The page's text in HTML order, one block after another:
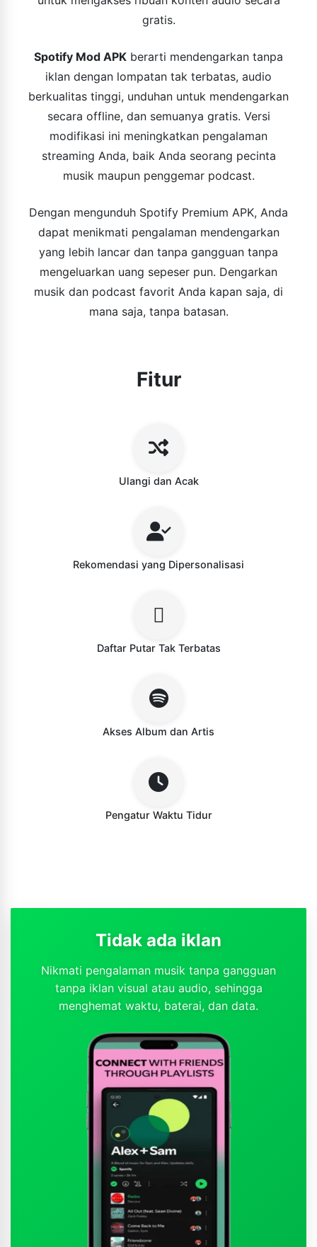
gratis.
Spotify Mod APK berarti mendengarkan tanpa
iklan dengan lompatan tak terbatas, audio
berkualitas tinggi, unduhan untuk mendengarkan
secara offline, dan semuanya gratis. Versi
modifikasi ini meningkatkan pengalaman
streaming Anda, baik Anda seorang pecinta
musik maupun penggemar podcast.
Dengan mengunduh Spotify Premium APK, Anda
dapat menikmati pengalaman mendengarkan
yang lebih lancar dan tanpa gangguan tanpa
mengeluarkan uang sepeser pun. Dengarkan
musik dan podcast favorit Anda kapan saja, di
mana saja, tanpa batasan.
Fitur
Ulangi dan Acak
Rekomendasi yang Dipersonalisasi
Daftar Putar Tak Terbatas
Akses Album dan Artis
Pengatur Waktu Tidur
Tidak ada iklan
Nikmati pengalaman musik tanpa gangguan
tanpa iklan visual atau audio, sehingga
menghemat waktu, baterai, dan data.